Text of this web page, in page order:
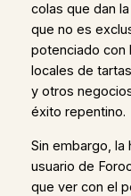
colas que dan
que no es
potenciado con
locales de
y otros
éxito repentino.
Sin embargo, la
usuario de
que ver con el